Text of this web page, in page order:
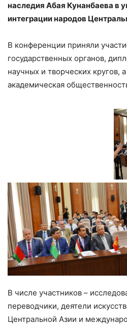
наследия Абая Кунанбаева в
интеграции народов
В конференции приняли
государственных органов,
научных и творческих кругов,
академическая
В числе участников –
переводчики, деятели
Центральной Азии и